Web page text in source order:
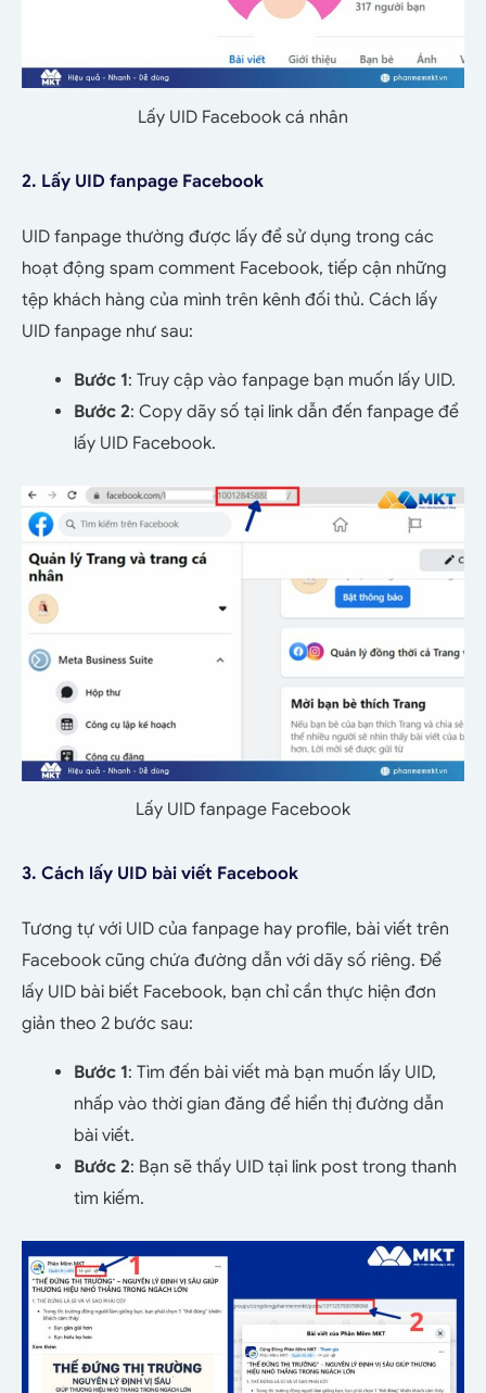
Lấy UID Facebook cá nhân
2. Lấy UID fanpage Facebook
UID fanpage thường được lấy để sử dụng trong các
hoạt động spam comment Facebook, tiếp cận những
tệp khách hàng của mình trên kênh đối thủ. Cách lấy
UID fanpage như sau:
Bước 1: Truy cập vào fanpage bạn muốn lấy UID.
Bước 2: Copy dãy số tại link dẫn đến fanpage để
lấy UID Facebook.
Lấy UID fanpage Facebook
3. Cách lấy UID bài viết Facebook
Tương tự với UID của fanpage hay profile, bài viết trên
Facebook cũng chứa đường dẫn với dãy số riêng. Để
lấy UID bài biết Facebook, bạn chỉ cần thực hiện đơn
giản theo 2 bước sau:
Bước 1: Tìm đến bài viết mà bạn muốn lấy UID,
nhấp vào thời gian đăng để hiển thị đường dẫn
bài viết.
Bước 2: Bạn sẽ thấy UID tại link post trong thanh
tìm kiếm.